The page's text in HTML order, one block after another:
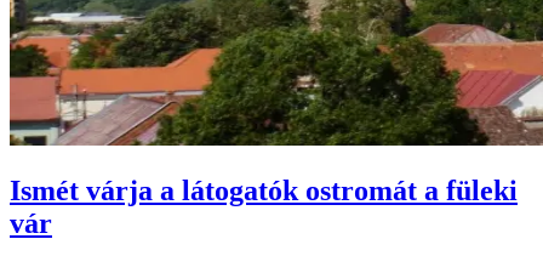
Ismét várja a látogatók ostromát a füleki
vár